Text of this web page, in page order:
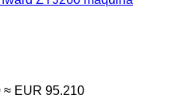
≈ EUR 95.210